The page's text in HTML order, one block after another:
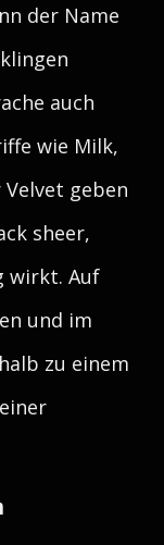
der Name
auch
wie Milk,
Velvet geben
sheer,
wirkt. Auf
und im
zu einem